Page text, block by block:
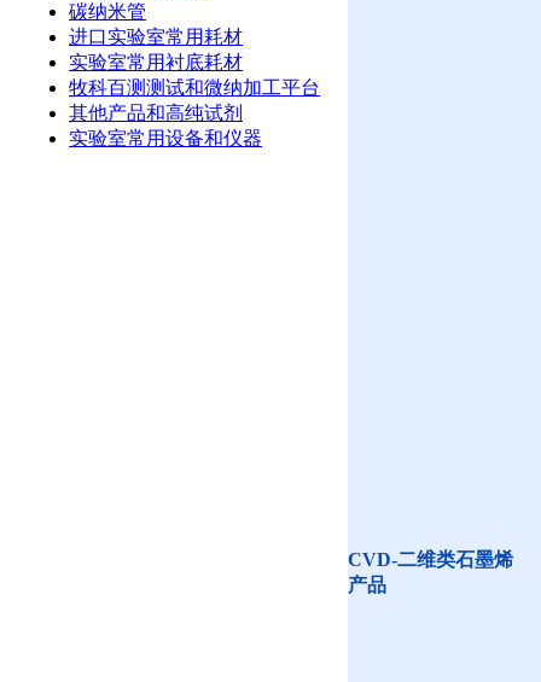
碳纳米管
进口实验室常用耗材
实验室常用衬底耗材
牧科百测测试和微纳加工平台
其他产品和高纯试剂
实验室常用设备和仪器
CVD-二维类石墨烯
产品